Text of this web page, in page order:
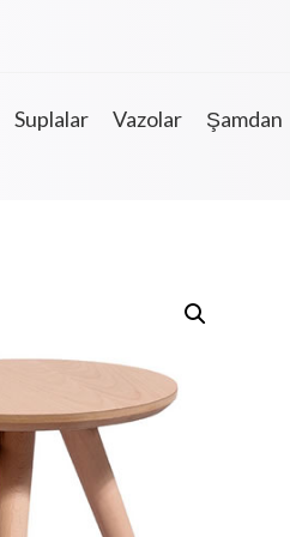
Suplalar Vazolar Şamdan